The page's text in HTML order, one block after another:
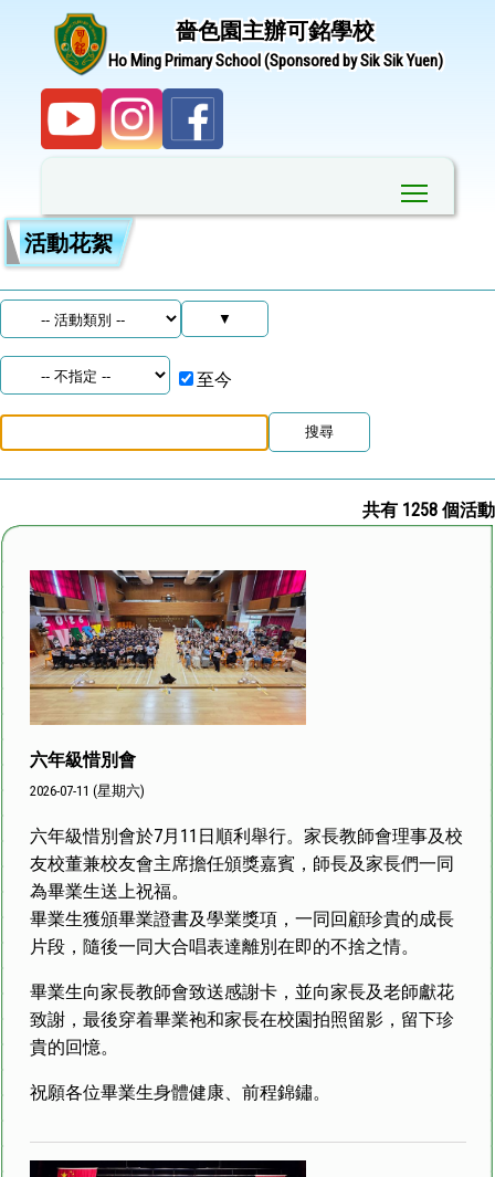
嗇色園主辦可銘學校
Ho Ming Primary School (Sponsored by Sik Sik Yuen)
活動花絮
至今
共有 1258 個活動
六年級惜別會
2026-07-11 (星期六)
六年級惜別會於7月11日順利舉行。家長教師會理事及校
友校董兼校友會主席擔任頒獎嘉賓，師長及家長們一同
為畢業生送上祝福。
畢業生獲頒畢業證書及學業獎項，一同回顧珍貴的成長
片段，隨後一同大合唱表達離別在即的不捨之情。
畢業生向家長教師會致送感謝卡，並向家長及老師獻花
致謝，最後穿着畢業袍和家長在校園拍照留影，留下珍
貴的回憶。
祝願各位畢業生身體健康、前程錦鏽。